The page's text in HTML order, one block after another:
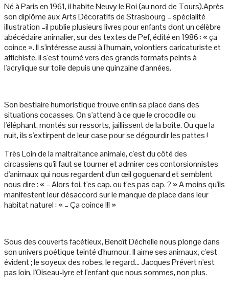
Né à Paris en 1961, il habite Neuvy le Roi (au nord de Tours).Après
son diplôme aux Arts Décoratifs de Strasbourg – spécialité
illustration –il publie plusieurs livres pour enfants dont un célèbre
abécédaire animalier, sur des textes de Pef, édité en 1986 : « ça
coince ». Il s'intéresse aussi à l'humain, volontiers caricaturiste et
affichiste, il s'est tourné vers des grands formats peints à
l'acrylique sur toile depuis une quinzaine d'années.
Son bestiaire humoristique trouve enfin sa place dans des
situations cocasses. On s'attend à ce que le crocodile ou
l'éléphant, montés sur ressorts, jaillissent de la boîte. Ou que la
nuit, ils s'extirpent de leur case pour se dégourdir les pattes !
Très Loin de la maltraitance animale, c'est du côté des
circassiens qu'il faut se tourner et admirer ces contorsionnistes
d'animaux qui nous regardent d'un œil goguenard et semblent
nous dire : « – Alors toi, t'es cap. ou t'es pas cap. ? » A moins qu'ils
manifestent leur désaccord sur le manque de place dans leur
habitat naturel : « – Ça coince !!! »
Sous des couverts facétieux, Benoît Déchelle nous plonge dans
son univers poétique teinté d'humour. Il aime ses animaux, c'est
évident ; le soyeux des robes, le regard... Jacques Prévert n'est
pas loin, l'Oiseau-lyre et l'enfant que nous sommes, non plus.